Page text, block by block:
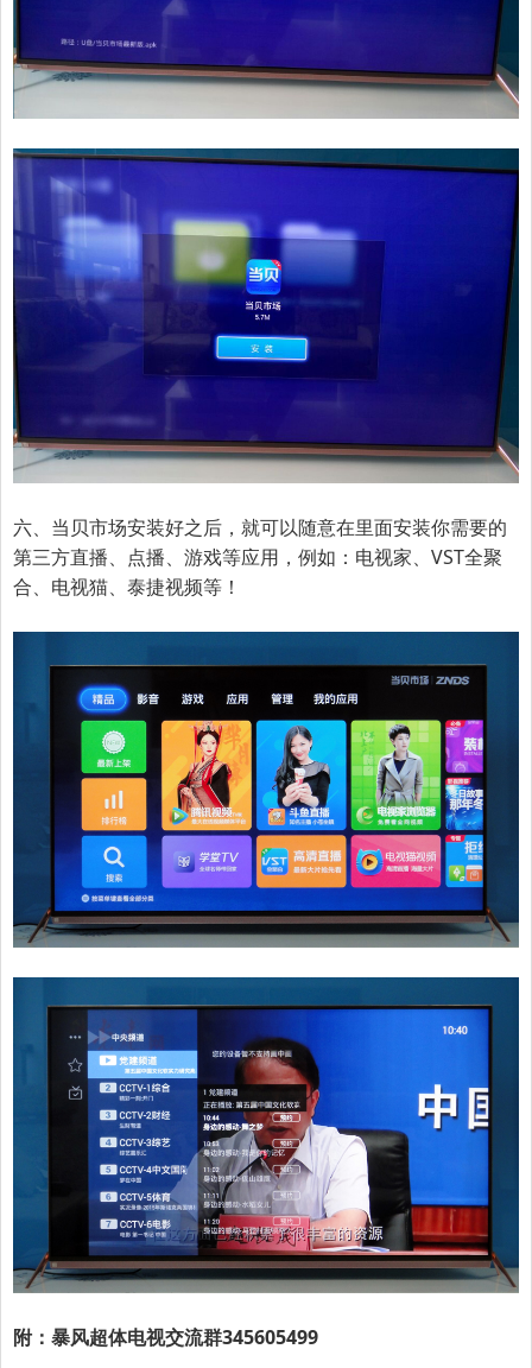
六、当贝市场安装好之后，就可以随意在里面安装你需要的
第三方直播、点播、游戏等应用，例如：电视家、VST全聚
合、电视猫、泰捷视频等！
附：暴风超体电视交流群345605499